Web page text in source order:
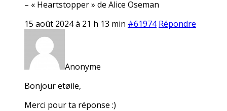
– « Heartstopper » de Alice Oseman
15 août 2024 à 21 h 13 min #61974 Répondre
Anonyme
Bonjour etøile,
Merci pour ta réponse :)